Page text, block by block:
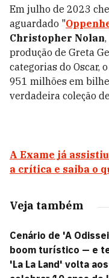
Em julho de 2023
aguardado "
Christopher Nolan
produção de Greta
categorias do Oscar,
951 milhões em
verdadeira coleção
A Exame já
a crítica e saiba o
Veja também
Cenário de 'A
boom turístico — e
'La La Land' volta